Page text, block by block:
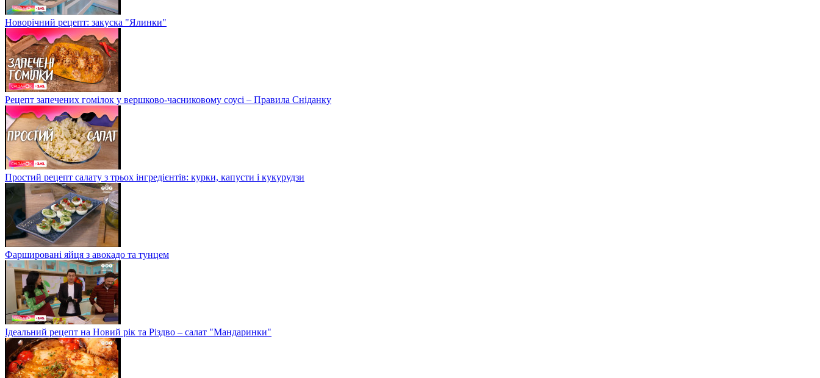
Новорічний рецепт: закуска "Ялинки"
Рецепт запечених гомілок у вершково-часниковому соусі – Правила Сніданку
Простий рецепт салату з трьох інгредієнтів: курки, капусти і кукурудзи
Фаршировані яйця з авокадо та тунцем
Ідеальний рецепт на Новий рік та Різдво – салат "Мандаринки"